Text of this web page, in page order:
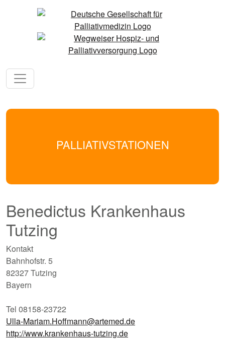
PALLIATIVSTATIONEN
Benedictus Krankenhaus
Tutzing
Kontakt
Bahnhofstr. 5
82327 Tutzing
Bayern
Tel 08158-23722
Ulla-Mariam.Hoffmann@artemed.de
http://www.krankenhaus-tutzing.de